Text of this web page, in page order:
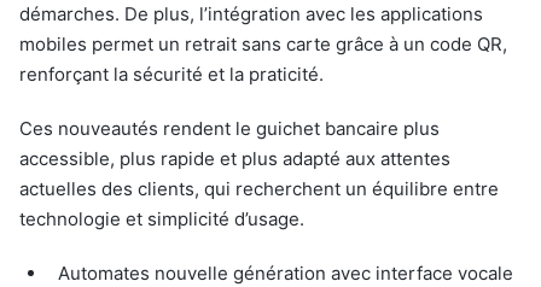
démarches. De plus, l’intégration avec les applications
mobiles permet un retrait sans carte grâce à un code QR,
renforçant la sécurité et la praticité.
Ces nouveautés rendent le guichet bancaire plus
accessible, plus rapide et plus adapté aux attentes
actuelles des clients, qui recherchent un équilibre entre
technologie et simplicité d’usage.
Automates nouvelle génération avec interface vocale